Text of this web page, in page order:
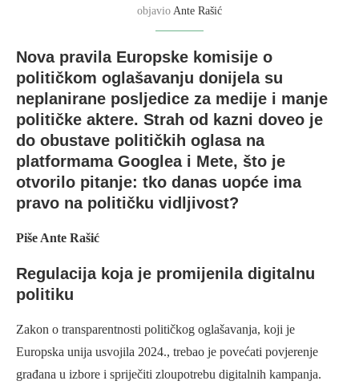
objavio Ante Rašić
Nova pravila Europske komisije o
političkom oglašavanju donijela su
neplanirane posljedice za medije i manje
političke aktere. Strah od kazni doveo je
do obustave političkih oglasa na
platformama Googlea i Mete, što je
otvorilo pitanje: tko danas uopće ima
pravo na političku vidljivost?
Piše Ante Rašić
Regulacija koja je promijenila digitalnu
politiku
Zakon o transparentnosti političkog oglašavanja, koji je
Europska unija usvojila 2024., trebao je povećati povjerenje
građana u izbore i spriječiti zloupotrebu digitalnih kampanja.